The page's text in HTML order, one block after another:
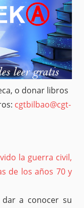
o donar libros
cgtbilbao@cgt-
la guerra civil,
de los años 70 y
a conocer su